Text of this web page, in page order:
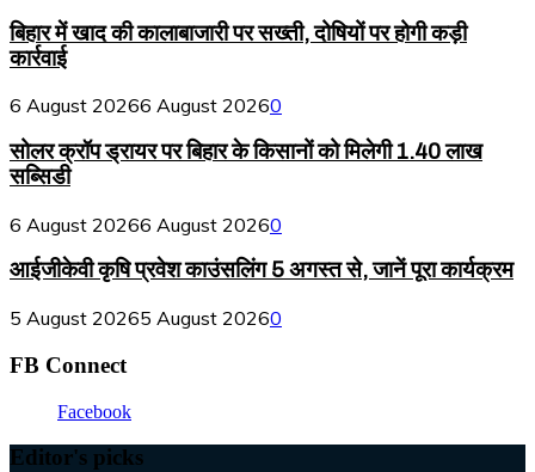
बिहार में खाद की कालाबाजारी पर सख्ती, दोषियों पर होगी कड़ी
कार्रवाई
6 August 20266 August 20260
सोलर क्रॉप ड्रायर पर बिहार के किसानों को मिलेगी 1.40 लाख
सब्सिडी
6 August 20266 August 20260
आईजीकेवी कृषि प्रवेश काउंसलिंग 5 अगस्त से, जानें पूरा कार्यक्रम
5 August 20265 August 20260
FB Connect
Facebook
Editor's picks